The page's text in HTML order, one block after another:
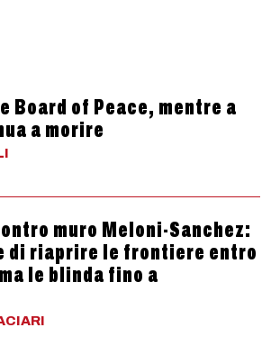
Board of Peace, mentre a
a morire
muro Meloni-Sanchez:
di riaprire le frontiere entro
le blinda fino a